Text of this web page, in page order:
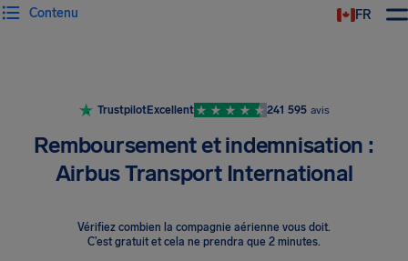
FR
Contenu
TrustpilotExcellent 241 595 avis
Remboursement et indemnisation :
Airbus Transport International
Vérifiez combien la compagnie aérienne vous doit.
C’est gratuit et cela ne prendra que 2 minutes.